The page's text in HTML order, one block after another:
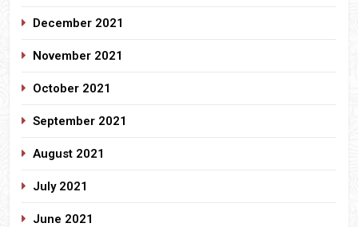
December 2021
November 2021
October 2021
September 2021
August 2021
July 2021
June 2021